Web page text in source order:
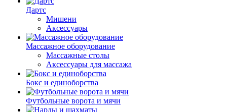
Дартс
Мишени
Аксессуары
Массажное оборудование
Массажные столы
Аксессуары для массажа
Бокс и единоборства
Футбольные ворота и мячи